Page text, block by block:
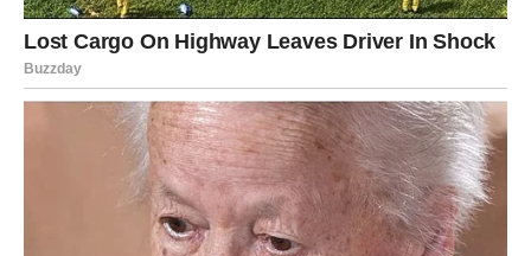
kompanija koja uništava planetu.” Ovakvi komentari samo su
dodatno podstakli javne rasprave o etici i održivosti svemirskih
letova. Ova situacija oslikava širu dilemu u modernom
društvu: koliko su slavni ljudi odgovorni za efekte svojih odluka
na svet? Kejti je odabrala da se bavi ovim pitanjem otvoreno,
što je dodatno osnažilo njen glas u javnosti.
Inspiracija i Kreativnost